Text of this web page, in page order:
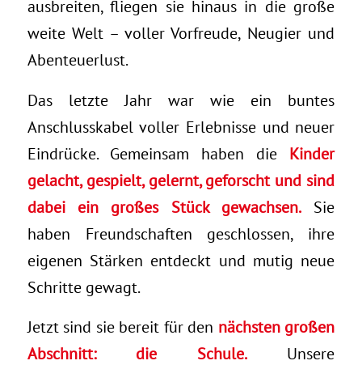
ausbreiten, fliegen sie hinaus in die große
weite Welt – voller Vorfreude, Neugier und
Abenteuerlust.
Das letzte Jahr war wie ein buntes
Anschlusskabel voller Erlebnisse und neuer
Eindrücke. Gemeinsam haben die Kinder
gelacht, gespielt, gelernt, geforscht und sind
dabei ein großes Stück gewachsen. Sie
haben Freundschaften geschlossen, ihre
eigenen Stärken entdeckt und mutig neue
Schritte gewagt.
Jetzt sind sie bereit für den nächsten großen
Abschnitt: die Schule.Unsere